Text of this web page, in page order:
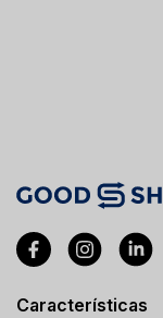
Características